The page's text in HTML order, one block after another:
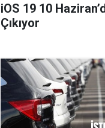
iOS 19 10
Çıkıyor